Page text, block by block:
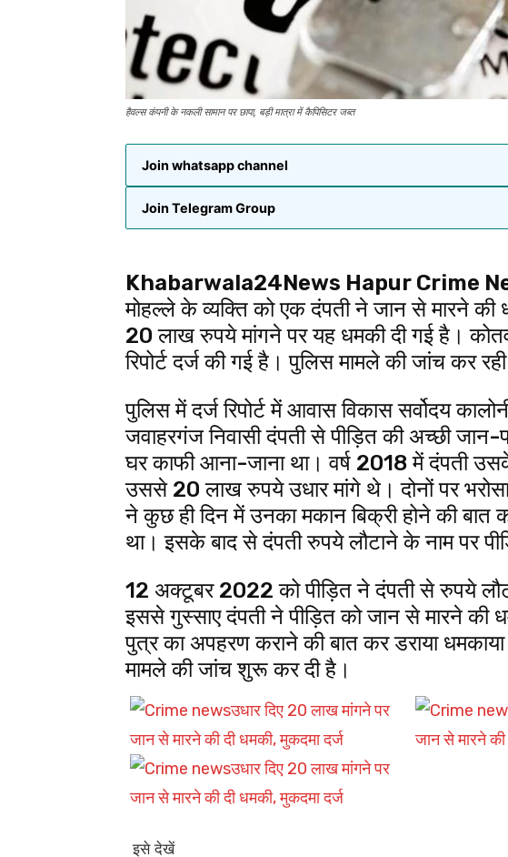
हैवल्स कंपनी के नकली सामान पर छापा, बड़ी मात्रा में कैपिसिटर जब्त
Join whatsapp channel
Join Telegram Group
Khabarwala24News Hapur Crime
मोहल्ले के व्यक्ति को एक दंपती ने जान से मारने की
20 लाख रुपये मांगने पर यह धमकी दी गई है।
रिपोर्ट दर्ज की गई है। पुलिस मामले की जांच कर
पुलिस में दर्ज रिपोर्ट में आवास विकास सर्वोदय
जवाहरगंज निवासी दंपती से पीड़ित की अच्छी
घर काफी आना-जाना था। वर्ष 2018 में दंपती
उससे 20 लाख रुपये उधार मांगे थे। दोनों पर
ने कुछ ही दिन में उनका मकान बिक्री होने की बात
था। इसके बाद से दंपती रुपये लौटाने के नाम पर
12 अक्टूबर 2022 को पीड़ित ने दंपती से रुपये
इससे गुस्साए दंपती ने पीड़ित को जान से मारने की
पुत्र का अपहरण कराने की बात कर डराया
मामले की जांच शुरू कर दी है।